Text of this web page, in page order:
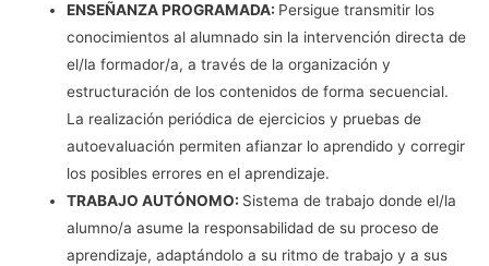
ENSEÑANZA PROGRAMADA: Persigue transmitir los
conocimientos al alumnado sin la intervención directa de
el/la formador/a, a través de la organización y
estructuración de los contenidos de forma secuencial.
La realización periódica de ejercicios y pruebas de
autoevaluación permiten afianzar lo aprendido y corregir
los posibles errores en el aprendizaje.
TRABAJO AUTÓNOMO: Sistema de trabajo donde el/la
alumno/a asume la responsabilidad de su proceso de
aprendizaje, adaptándolo a su ritmo de trabajo y a sus